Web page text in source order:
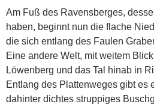
Am Fuß des Ravensberges,
haben, beginnt nun die flache
die sich entlang des Faulen
Eine andere Welt, mit weitem
Löwenberg und das Tal hinab in
Entlang des Plattenweges gibt es
dahinter dichtes struppiges